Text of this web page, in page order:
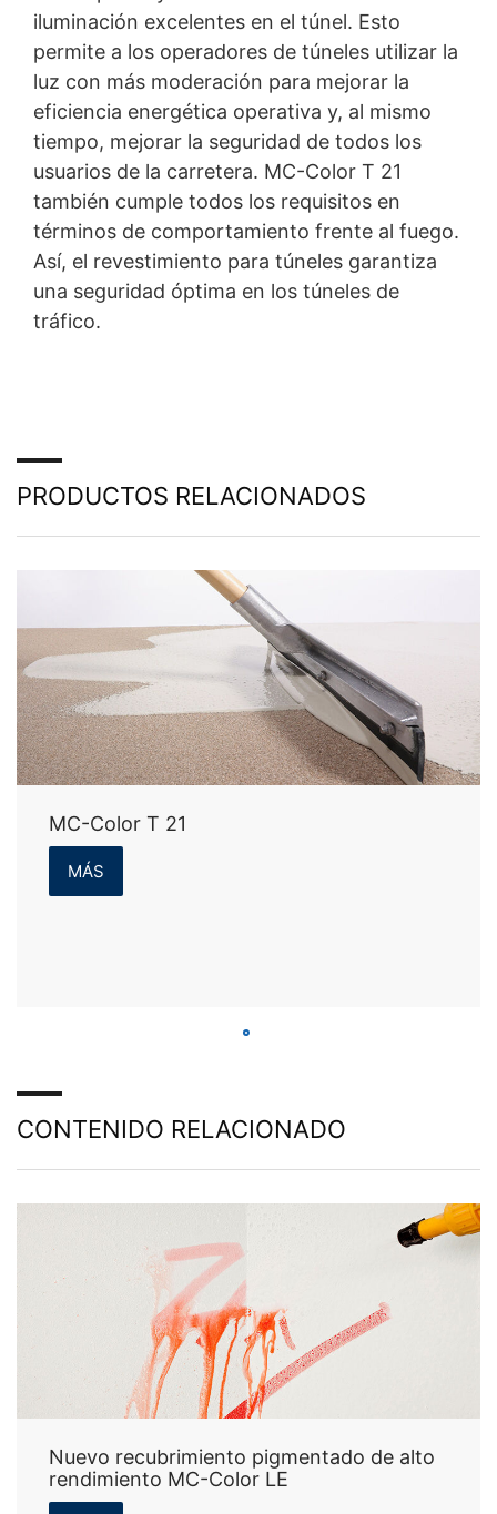
iluminación excelentes en el túnel. Esto
permite a los operadores de túneles utilizar la
luz con más moderación para mejorar la
eficiencia energética operativa y, al mismo
tiempo, mejorar la seguridad de todos los
usuarios de la carretera. MC-Color T 21
también cumple todos los requisitos en
términos de comportamiento frente al fuego.
Así, el revestimiento para túneles garantiza
una seguridad óptima en los túneles de
tráfico.
PRODUCTOS RELACIONADOS
MC-Color T 21
MÁS
CONTENIDO RELACIONADO
Nuevo recubrimiento pigmentado de alto
rendimiento MC-Color LE